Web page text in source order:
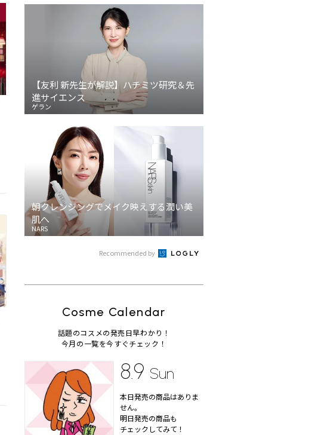
【友利 新先生が解説】ハチミツ研究＆先
進サイエンス
ゲラン
朝クレンジングでメイク映えする潤い美
肌へ
NARS
Recommended by
Cosme Calendar
話題のコスメの発売日早わかり！
今月の一覧を今すぐチェック！
8.9 Sun
本日発売の商品はありま
せん。
明日発売の商品も
チェックしてみて！